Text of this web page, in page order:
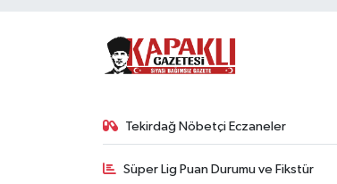
Tekirdağ Nöbetçi Eczaneler
Süper Lig Puan Durumu ve Fikstür